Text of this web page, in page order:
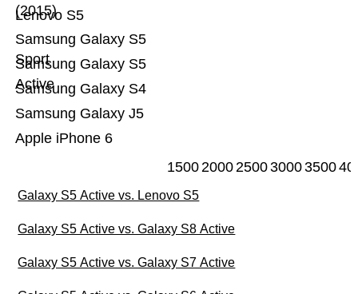
Apple iPhone 6
Samsung Galaxy J5
Samsung Galaxy S4
Samsung Galaxy S5
Active
Samsung Galaxy S5
Sport
Lenovo S5
(2015)
15002000250030003500
Galaxy S5 Active vs. Lenovo S5
Galaxy S5 Active vs. Galaxy S8 Active
Galaxy S5 Active vs. Galaxy S7 Active